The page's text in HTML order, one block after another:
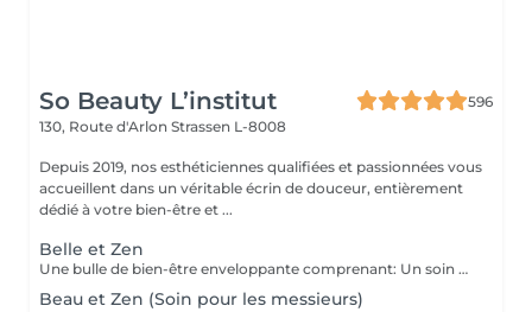
So Beauty L’institut
596
130, Route d'Arlon Strassen L-8008
Depuis 2019, nos esthéticiennes qualifiées et passionnées vous
accueillent dans un véritable écrin de douceur, entièrement
dédié à votre bien-être et ...
Belle et Zen
Une bulle de bien-être enveloppante comprenant: Un soin du visage nettoyant et hydratant d'une durée de 60 minutes. (Démaquillage, gommage, extraction des comédons, massage visage, masque et crème de soin) Une manucure ( Limage, la pousse et coupe des cuticules, gommage et massage avec crème de soin. Base transparente comprise si souhaitée) Un massage relaxant des pieds ou des mains d'une durée de 20 minutes
Beau et Zen (Soin pour les messieurs)